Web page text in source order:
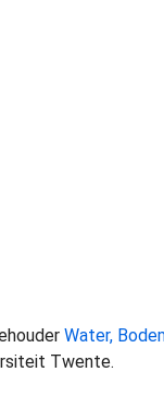
Water,
Twente.